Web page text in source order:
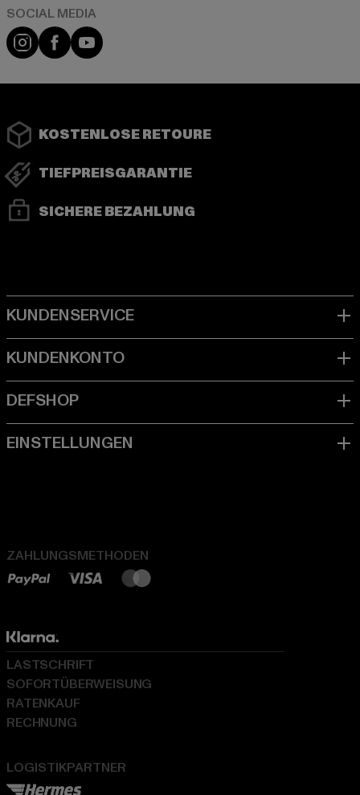
Instagram
FacebookYouTube
KOSTENLOSE RETOURE
TIEFPREISGARANTIE
SICHERE BEZAHLUNG
ZAHLUNGSMETHODEN
LOGISTIKPARTNER
LASTSCHRIFT
SOFORTÜBERWEISUNG
RATENKAUF
RECHNUNG